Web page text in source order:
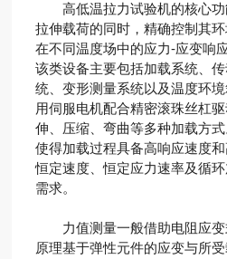
高低温拉力试验机的核心功
拉伸载荷的同时，精确控制其
在不同温度场中的应力-应变响
该类设备主要包括加载系统、
统、变形测量系统以及温度环
用伺服电机配合精密滚珠丝杠
伸、压缩、弯曲等多种加载方
使得加载过程具备高响应速度
恒定速度、恒定应力速率及循
需求。
力值测量一般借助电阻应变
原理基于弹性元件的应变与所受